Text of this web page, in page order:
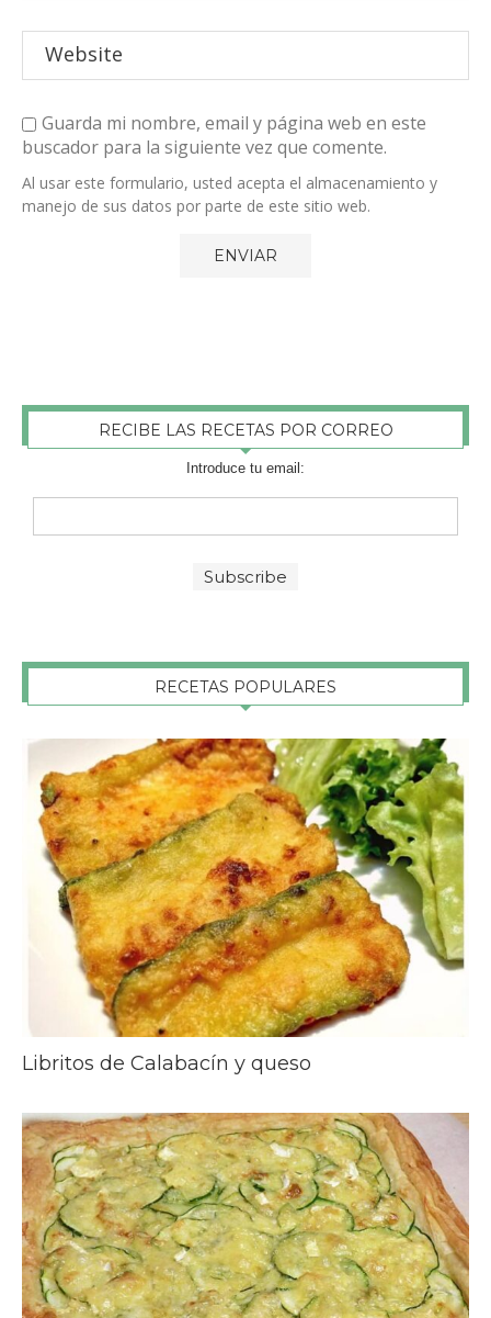
Guarda mi nombre, email y página web en este
buscador para la siguiente vez que comente.
Al usar este formulario, usted acepta el almacenamiento y
manejo de sus datos por parte de este sitio web.
RECIBE LAS RECETAS POR CORREO
Introduce tu email:
RECETAS POPULARES
Libritos de Calabacín y queso